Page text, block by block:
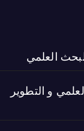
العلمي
و التطوير